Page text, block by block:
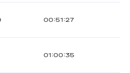
00:51:27
01:00:35